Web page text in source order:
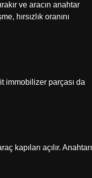
ve aracın anahtar
hırsızlık oranını
immobilizer parçası da
kapıları açılır. Anahtarı